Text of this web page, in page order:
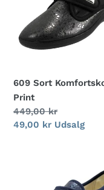
609 Sort
Print
Normalpris
449,00 kr
Udsalgspris
49,00 kr Udsalg
Komfortsko